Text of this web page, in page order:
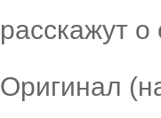
расскажут
Оригинал